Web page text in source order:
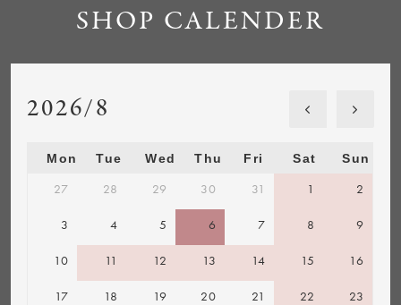
SHOP CALENDER
2026/8
Mon Tue Wed Thu Fri Sat Sun
27 28 29 30 31 1 2
3 4 5 6 7 8 9
10 11 12 13 14 15 16
17 18 19 20 21 22 23